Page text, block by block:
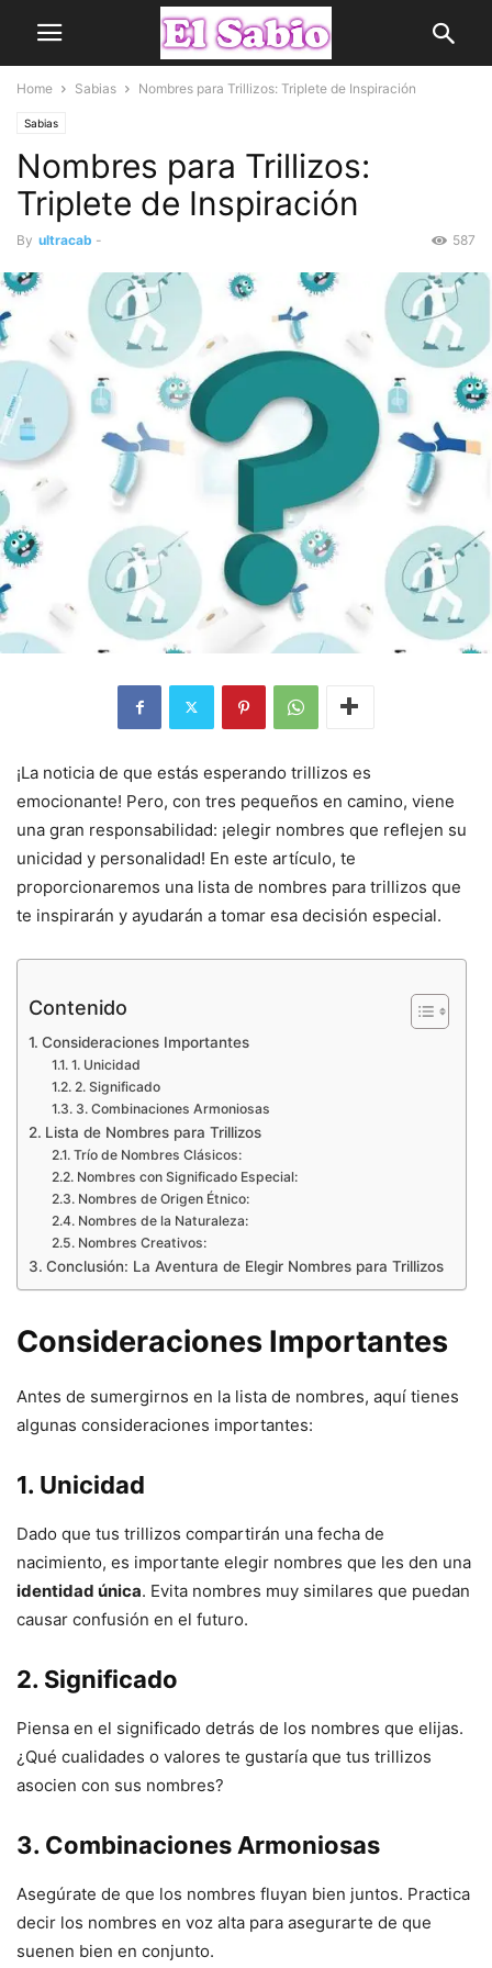
Home Sabias Nombres para Trillizos: Triplete de Inspiración
Sabias
Nombres para Trillizos:
Triplete de Inspiración
By ultracab - 587
¡La noticia de que estás esperando trillizos es
emocionante! Pero, con tres pequeños en camino, viene
una gran responsabilidad: ¡elegir nombres que reflejen su
unicidad y personalidad! En este artículo, te
proporcionaremos una lista de nombres para trillizos que
te inspirarán y ayudarán a tomar esa decisión especial.
Contenido
Consideraciones Importantes
1. Unicidad
2. Significado
3. Combinaciones Armoniosas
Lista de Nombres para Trillizos
Trío de Nombres Clásicos:
Nombres con Significado Especial:
Nombres de Origen Étnico:
Nombres de la Naturaleza:
Nombres Creativos:
Conclusión: La Aventura de Elegir Nombres para Trillizos
Consideraciones Importantes
Antes de sumergirnos en la lista de nombres, aquí tienes
algunas consideraciones importantes:
1. Unicidad
Dado que tus trillizos compartirán una fecha de
nacimiento, es importante elegir nombres que les den una
identidad única. Evita nombres muy similares que puedan
causar confusión en el futuro.
2. Significado
Piensa en el significado detrás de los nombres que elijas.
¿Qué cualidades o valores te gustaría que tus trillizos
asocien con sus nombres?
3. Combinaciones Armoniosas
Asegúrate de que los nombres fluyan bien juntos. Practica
decir los nombres en voz alta para asegurarte de que
suenen bien en conjunto.